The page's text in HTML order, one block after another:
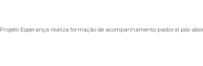
Projeto Esperança realiza formação de acompanhamento pastoral pós-